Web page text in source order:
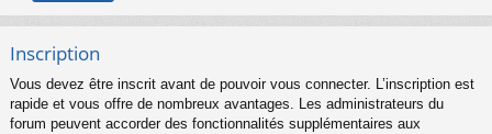
Inscription
Vous devez être inscrit avant de pouvoir vous connecter. L’inscription est
rapide et vous offre de nombreux avantages. Les administrateurs du
forum peuvent accorder des fonctionnalités supplémentaires aux